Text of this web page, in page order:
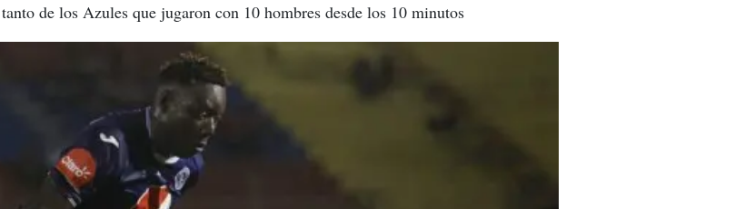
de los Azules que jugaron con 10 hombres desde los 10 minutos